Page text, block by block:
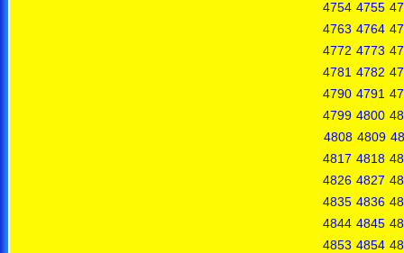
4754 4755
4763 4764
4772 4773
4781 4782
4790 4791
4799 4800
4808 4809
4817 4818
4826 4827
4835 4836
4844 4845
4853 4854